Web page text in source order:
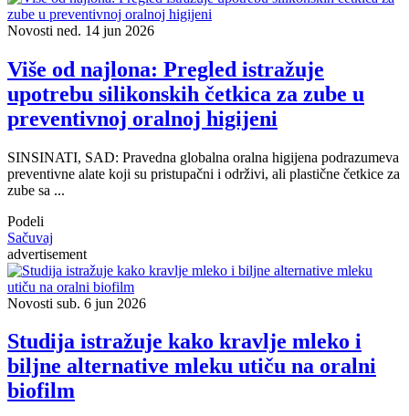
Novosti ned. 14 jun 2026
Više od najlona: Pregled istražuje
upotrebu silikonskih četkica za zube u
preventivnoj oralnoj higijeni
SINSINATI, SAD: Pravedna globalna oralna higijena podrazumeva
preventivne alate koji su pristupačni i održivi, ​​ali plastične četkice za
zube sa ...
Podeli
Sačuvaj
advertisement
Novosti sub. 6 jun 2026
Studija istražuje kako kravlje mleko i
biljne alternative mleku utiču na oralni
biofilm